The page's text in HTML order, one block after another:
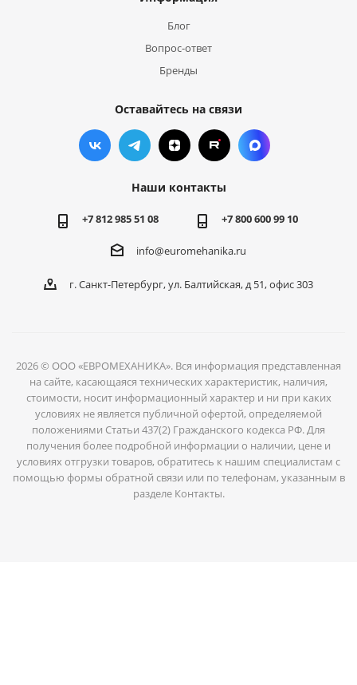
Блог
Вопрос-ответ
Бренды
Оставайтесь на связи
Наши контакты
+7 812 985 51 08 +7 800 600 99 10
info@euromehanika.ru
г. Санкт-Петербург, ул. Балтийская, д 51, офис 303
2026 © ООО «ЕВРОМЕХАНИКА». Вся информация представленная
на сайте, касающаяся технических характеристик, наличия,
стоимости, носит информационный характер и ни при каких
условиях не является публичной офертой, определяемой
положениями Статьи 437(2) Гражданского кодекса РФ. Для
получения более подробной информации о наличии, цене и
условиях отгрузки товаров, обратитесь к нашим специалистам с
помощью формы обратной связи или по телефонам, указанным в
разделе Контакты.